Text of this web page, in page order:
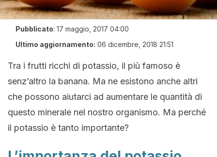
Pubblicato: 17 maggio, 2017 04:00
Ultimo aggiornamento: 06 dicembre, 2018 21:51
Tra i frutti ricchi di potassio, il più famoso è
senz’altro la banana. Ma ne esistono anche altri
che possono aiutarci ad aumentare le quantità di
questo minerale nel nostro organismo. Ma perché
il potassio è tanto importante?